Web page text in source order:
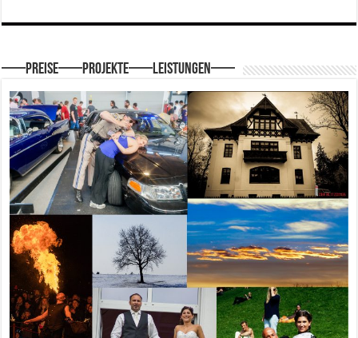
—–Preise—–Projekte—–Leistungen—–